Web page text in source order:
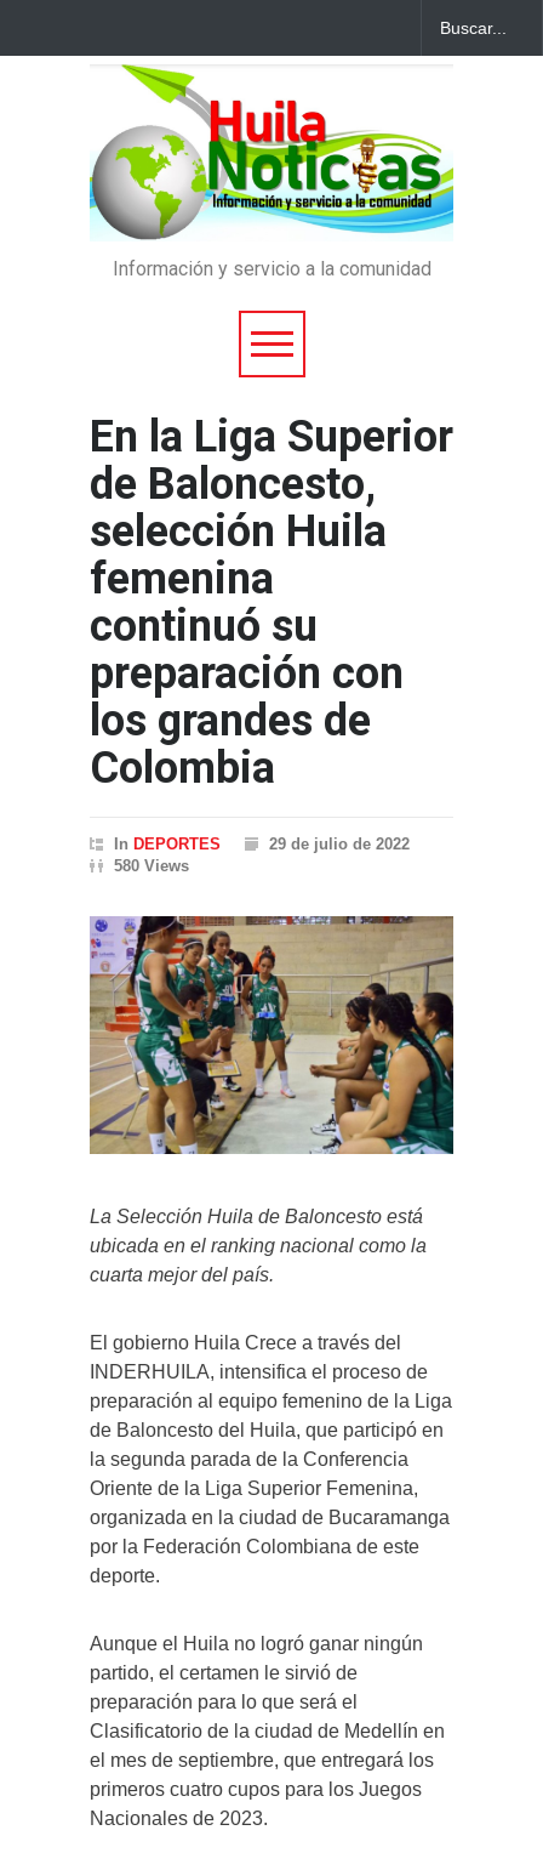
Información y servicio a la comunidad
En la Liga Superior
de Baloncesto,
selección Huila
femenina
continuó su
preparación con
los grandes de
Colombia
In DEPORTES
29 de julio de 2022
580 Views
La Selección Huila de Baloncesto está
ubicada en el ranking nacional como la
cuarta mejor del país.
El gobierno Huila Crece a través del
INDERHUILA, intensifica el proceso de
preparación al equipo femenino de la Liga
de Baloncesto del Huila, que participó en
la segunda parada de la Conferencia
Oriente de la Liga Superior Femenina,
organizada en la ciudad de Bucaramanga
por la Federación Colombiana de este
deporte.
Aunque el Huila no logró ganar ningún
partido, el certamen le sirvió de
preparación para lo que será el
Clasificatorio de la ciudad de Medellín en
el mes de septiembre, que entregará los
primeros cuatro cupos para los Juegos
Nacionales de 2023.